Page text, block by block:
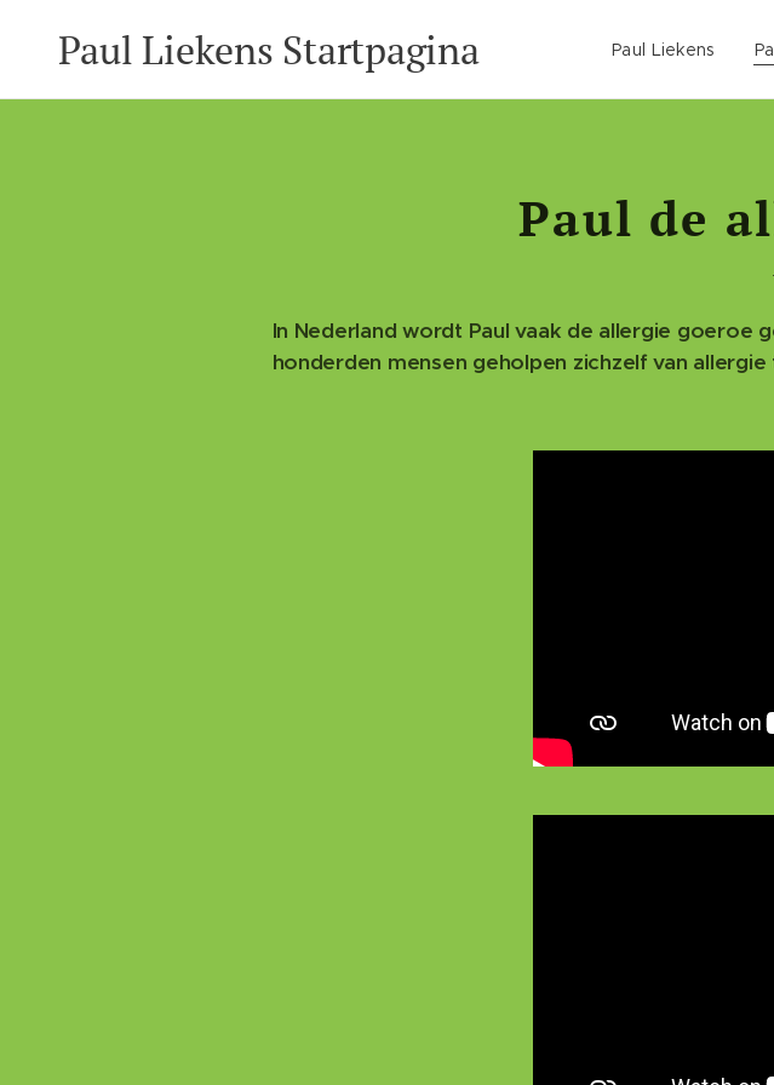
Paul Liekens Startpagina Paul Liekens
Paul de
In Nederland wordt Paul vaak de allergie goeroe
honderden mensen geholpen zichzelf van